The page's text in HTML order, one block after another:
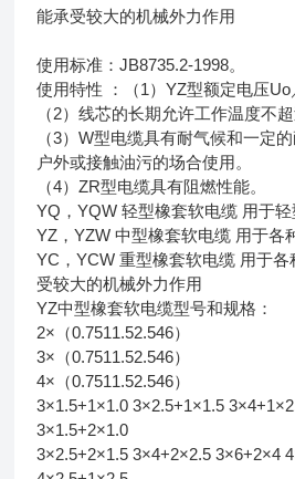
能承受较大的机械外力作用
使用标准：JB8735.2-1998。
使用特性 ：（1）YZ型额定电压
（2）线芯的长期允许工作温度不
（3）W型电缆具有耐气候和一定
户外或接触油污的场合使用。
（4）ZR型电缆具有阻燃性能。
YQ，YQW 轻型橡套软电缆 用于
YZ，YZW 中型橡套软电缆 用于各
YC，YCW 重型橡套软电缆 用于
受较大的机械外力作用
YZ中型橡套软电缆型号和规格：
2×（0.7511.52.546）
3×（0.7511.52.546）
4×（0.7511.52.546）
3×1.5+1×1.0 3×2.5+1×1.5
3×1.5+2×1.0
3×2.5+2×1.5 3×4+2×2.5 3×6+2×4